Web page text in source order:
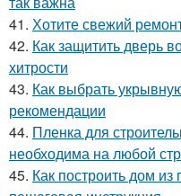
41. Хотите свежий
42. Как защитить дверь
хитрости
43. Как выбрать
рекомендации
44. Пленка для
необходима на любой
45. Как построить дом